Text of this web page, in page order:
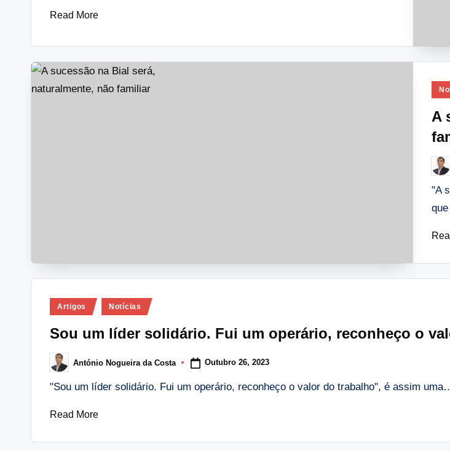
Read More
A
by
"A
Posted
Artigos Notícias
Sou um líder solidário. Fui um operário, reconheço o
Posted
by
António Nogueira da Costa Outubro 26, 2023
"Sou um líder solidário. Fui um operário, reconheço o valor do trabalho", é assim
Read More